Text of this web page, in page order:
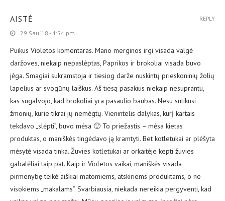
AISTĖ
29 Sau ’18 - 4:54 pm
Puikus Violetos komentaras. Mano merginos irgi visada valgė
daržoves, niekaip nepaslėptas, Paprikos ir brokoliai visada buvo
jėga. Smagiai sukramstoja ir tiesiog darže nuskintų prieskoninių žolių
lapelius ar svogūnų laiškus. Aš tiesą pasakius niekaip nesuprantu,
kas sugalvojo, kad brokoliai yra pasaulio baubas. Nesu sutikusi
žmonių, kurie tikrai jų nemėgtų. Vienintelis dalykas, kurį kartais
tekdavo „slėpti”, buvo mėsa 🙂 To priežastis – mėsa kietas
produktas, o maniškės tingėdavo ją kramtyti. Bet kotletukai ar plėšyta
mėsytė visada tinka. Žuvies kotletukai ar orkaitėje kepti žuvies
gabalėliai taip pat. Kaip ir Violetos vaikai, maniškės visada
pirmenybę teikė aiškiai matomiems, atskiriems produktams, o ne
visokiems „makalams”. Svarbiausia, niekada nereikia pergyventi, kad
REPLY